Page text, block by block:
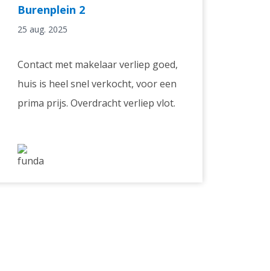
Burenplein 2
25 aug. 2025
Contact met makelaar verliep goed,
huis is heel snel verkocht, voor een
prima prijs. Overdracht verliep vlot.